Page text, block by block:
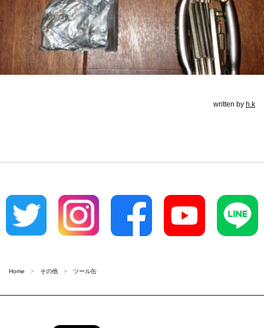
written by h.k
Home その他 ツール缶